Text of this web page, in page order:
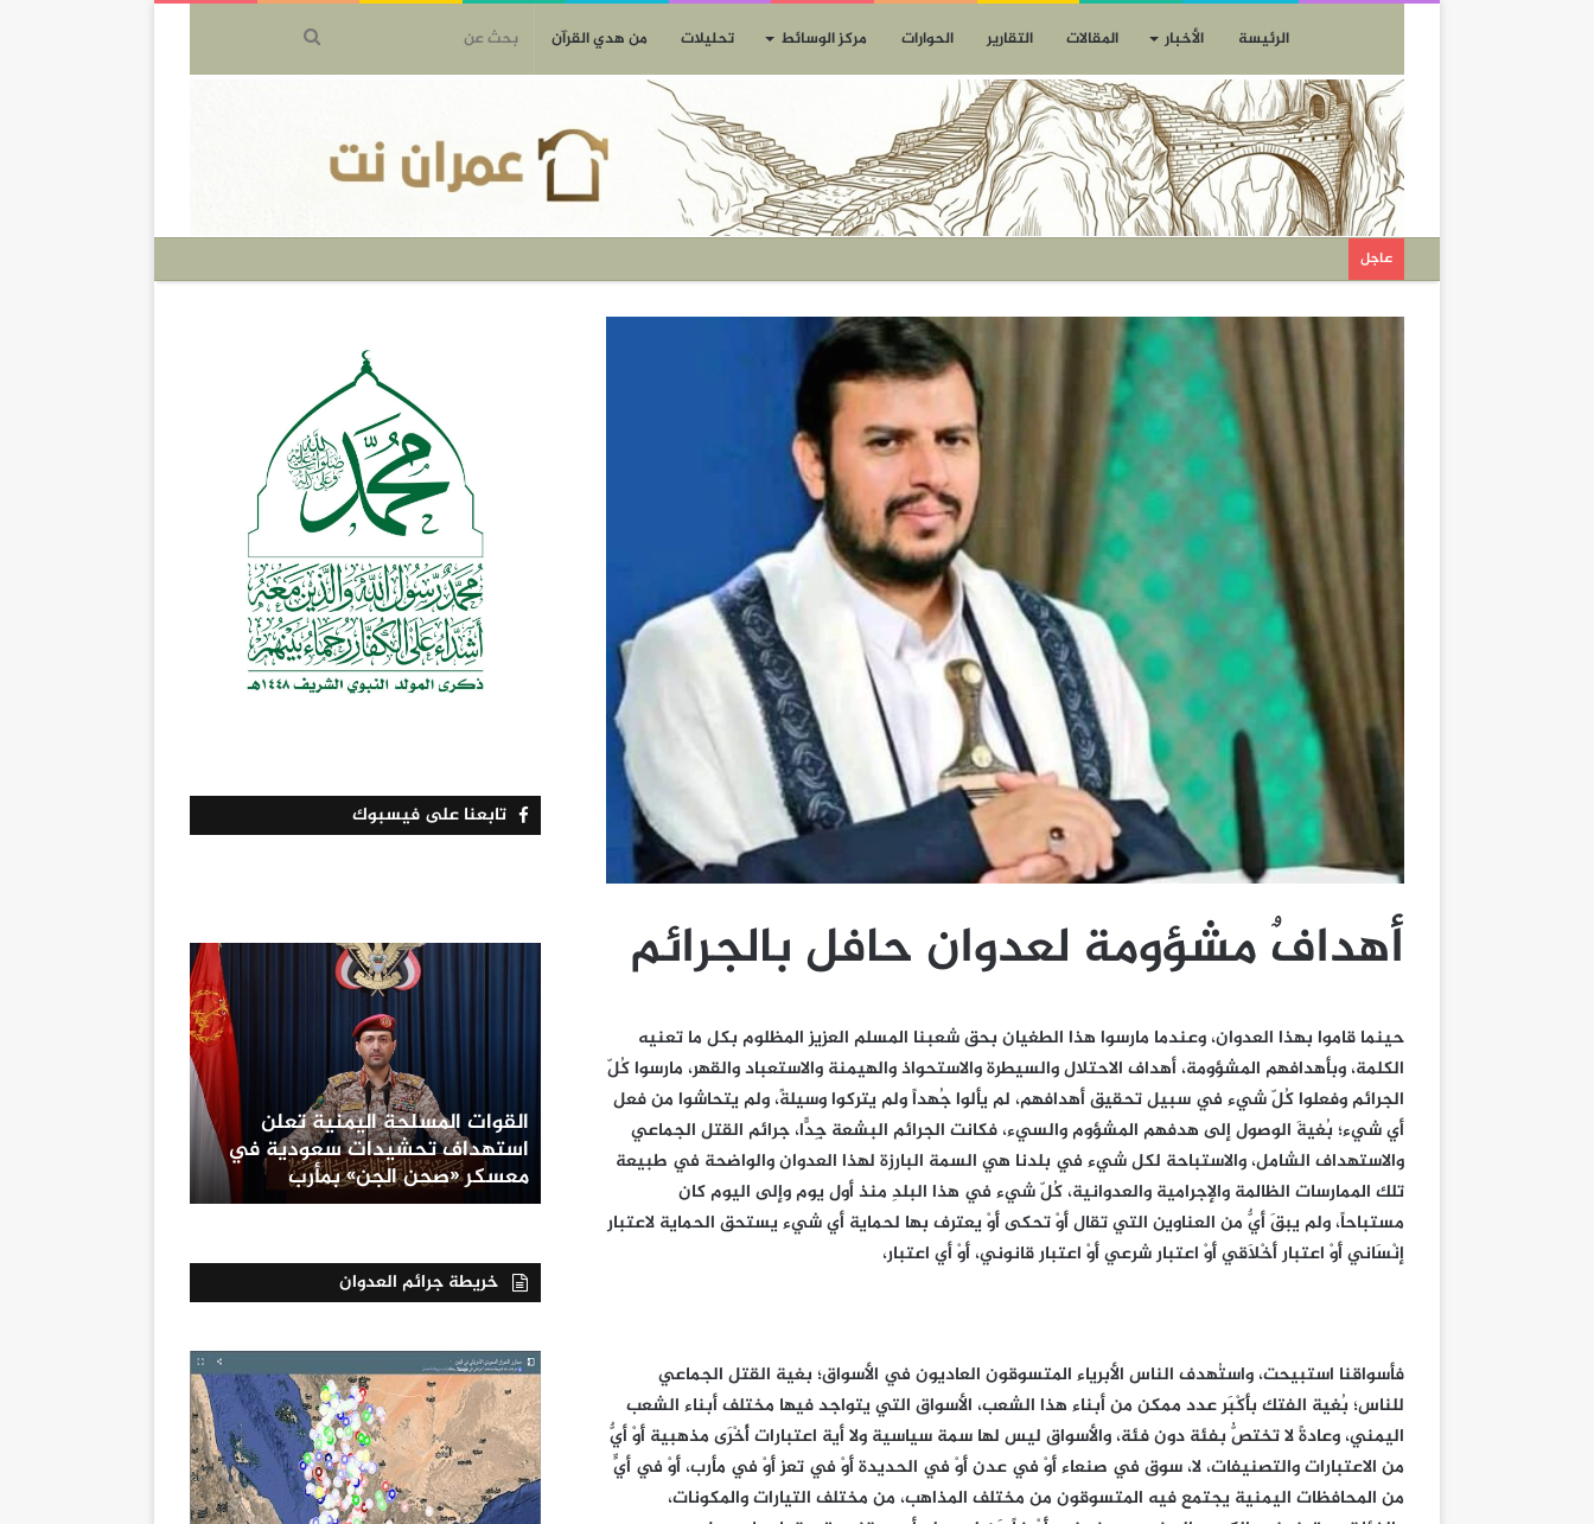
الرئيسة الأخبار المقالات التقارير الحوارات مركز الوسائط تحليلات من هدي القرآن
عاجل
أهدافٌ مشؤومة لعدوان حافل بالجرائم
حينما قاموا بهذا العدوان، وعندما مارسوا هذا الطغيان بحق شعبنا المسلم العزيز المظلوم بكل ما تعنيه
الكلمة، وبأهدافهم المشؤومة، أهداف الاحتلال والسيطرة والاستحواذ والهيمنة والاستعباد والقهر، مارسوا كُلّ
الجرائم وفعلوا كُلّ شيء في سبيل تحقيق أهدافهم، لم يألوا جُهداً ولم يتركوا وسيلةً، ولم يتحاشوا من فعل
أي شيء؛ بُغيةَ الوصول إلى هدفهم المشؤوم والسيء، فكانت الجرائم البشعة جِدًّا، جرائم القتل الجماعي
والاستهداف الشامل، والاستباحة لكل شيء في بلدنا هي السمة البارزة لهذا العدوان والواضحة في طبيعة
تلك الممارسات الظالمة والإجرامية والعدوانية، كُلّ شيء في هذا البلدِ منذ أول يوم وإلى اليوم كان
مستباحاً، ولم يبقَ أيٌّ من العناوين التي تقال أَوْ تحكى أَوْ يعترف بها لحماية أي شيء يستحق الحماية لاعتبار
إنْسَاني أَوْ اعتبار أَخْلَاقي أَوْ اعتبار شرعي أَوْ اعتبار قانوني، أَوْ أي اعتبار،
فأسواقنا استبيحت، واستُهدف الناس الأبرياء المتسوقون العاديون في الأسواق؛ بغية القتل الجماعي
للناس؛ بُغية الفتك بأَكْبَر عدد ممكن من أبناء هذا الشعب، الأسواق التي يتواجد فيها مختلف أبناء الشعب
اليمني، وعادةً لا تختصُّ بفئة دون فئة، والأسواق ليس لها سمة سياسية ولا أية اعتبارات أُخْرَى مذهبية أَوْ أيٌّ
من الاعتبارات والتصنيفات، لا، سوق في صنعاء أَوْ في عدن أَوْ في الحديدة أَوْ في تعز أَوْ في مأرب، أَوْ في أيٍّ
من المحافظات اليمنية يجتمع فيه المتسوقون من مختلف المذاهب، من مختلف التيارات والمكونات،
تابعنا على فيسبوك
القوات المسلحة اليمنية تعلن
استهداف تحشيدات سعودية في
معسكر «صحن الجن» بمأرب
خريطة جرائم العدوان